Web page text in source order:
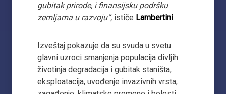
gubitak prirode, i finansijsku podršku
zemljama u razvoju“, ističe Lambertini.
Izveštaj pokazuje da su svuda u svetu
glavni uzroci smanjenja populacija divljih
životinja degradacija i gubitak staništa,
eksploatacija, uvođenje invazivnih vrsta,